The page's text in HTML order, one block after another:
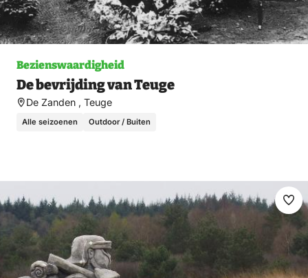
Bezienswaardigheid
De bevrijding van Teuge
De Zanden , Teuge
Alle seizoenen Outdoor / Buiten